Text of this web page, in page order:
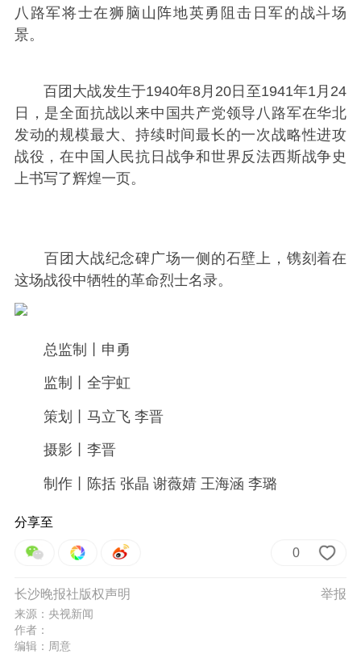
八路军将士在狮脑山阵地英勇阻击日军的战斗场
景。
百团大战发生于1940年8月20日至1941年1月24
日，是全面抗战以来中国共产党领导八路军在华北
发动的规模最大、持续时间最长的一次战略性进攻
战役，在中国人民抗日战争和世界反法西斯战争史
上书写了辉煌一页。
百团大战纪念碑广场一侧的石壁上，镌刻着在
这场战役中牺牲的革命烈士名录。
总监制丨申勇
监制丨全宇虹
策划丨马立飞 李晋
摄影丨李晋
制作丨陈括 张晶 谢薇婧 王海涵 李璐
分享至
0
举报
长沙晚报社版权声明
来源：央视新闻
作者：
编辑：周意